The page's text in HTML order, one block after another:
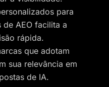
para
de AEO facilita a
rápida.
que adotam
sua relevância em
de IA.